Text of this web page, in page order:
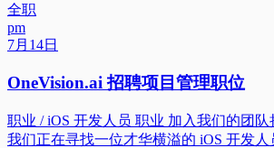
全职
pm
7月14日
OneVision.ai 招聘项目管理职位
职业 / iOS 开发人员 职业 加入我们的团队
我们正在寻找一位才华横溢的 iOS 开发